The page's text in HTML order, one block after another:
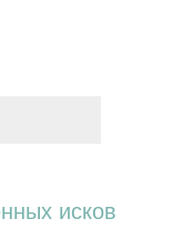
исков